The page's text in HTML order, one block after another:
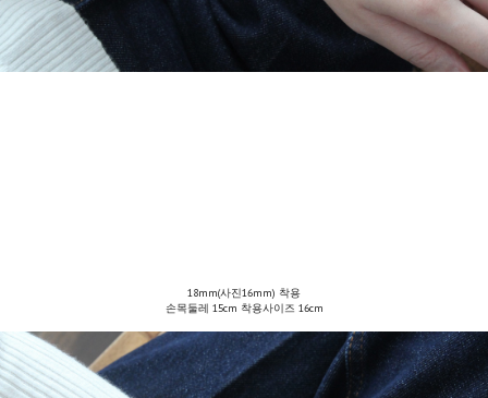
18mm(사진16mm) 착용
손목둘레 15cm 착용사이즈 16cm